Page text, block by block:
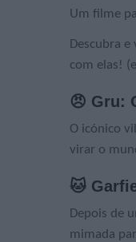
Um filme
Descubra
com elas!
😠 Gru:
O icónico
virar o
🐱
Depois de
mimada